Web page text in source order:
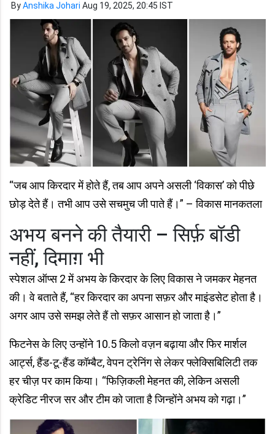
ByAnshika Johari Aug 19, 2025, 20:45 IST
“जब आप किरदार में होते हैं, तब आप अपने असली ‘विकास’ को पीछे
छोड़ देते हैं। तभी आप उसे सचमुच जी पाते हैं।” – विकास मानकतला
अभय बनने की तैयारी – सिर्फ़ बॉडी
नहीं, दिमाग़ भी
स्पेशल ऑप्स 2 में अभय के किरदार के लिए विकास ने जमकर मेहनत
की। वे बताते हैं, “हर किरदार का अपना सफ़र और माइंडसेट होता है।
अगर आप उसे समझ लेते हैं तो सफ़र आसान हो जाता है।”
फिटनेस के लिए उन्होंने 10.5 किलो वज़न बढ़ाया और फिर मार्शल
आर्ट्स, हैंड-टू-हैंड कॉम्बैट, वेपन ट्रेनिंग से लेकर फ्लेक्सिबिलिटी तक
हर चीज़ पर काम किया। “फिज़िकली मेहनत की, लेकिन असली
क्रेडिट नीरज सर और टीम को जाता है जिन्होंने अभय को गढ़ा।”